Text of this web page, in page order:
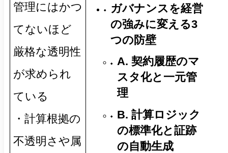
管理にはかつ
てないほど
厳格な透明性
が求められ
ている
・計算根拠の
不透明さや属
ガバナンスを経営
の強みに変える3
つの防壁
A. 契約履歴のマ
スタ化と一元管
理
B. 計算ロジック
の標準化と証跡
の自動生成